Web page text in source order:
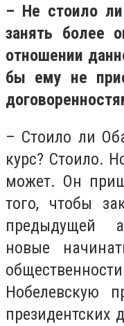
– Не стоило
занять более
отношении
бы ему не
– Стоило ли
курс? Стоило.
может. Он
того, чтобы
предыдущей
новые
Нобелевскую
президентских